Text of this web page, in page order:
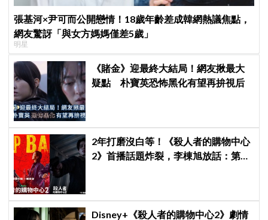
張基河×尹可而公開戀情！18歲年齡差成韓網熱議焦點，
網友驚訝「與女方媽媽僅差5歲」
明星
《賭金》迎最終大結局！網友揪最大
疑點 朴寶英恐怖黑化有望再拚視后
2年打磨沒白等！《殺人者的購物中心
2》首播話題炸裂，李棟旭放話：第三
Disney+《殺人者的購物中心2》劇情